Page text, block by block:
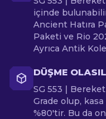
içinde
Ancient Hatıra
Paketi ve Rio
Ayrıca Antik
DÜŞME
SG 553 |
Grade olup,
%80'tir. Bu da